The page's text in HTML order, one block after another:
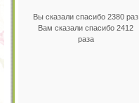
Вы сказали спасибо 2380 раз
Вам сказали спасибо 2412
раза